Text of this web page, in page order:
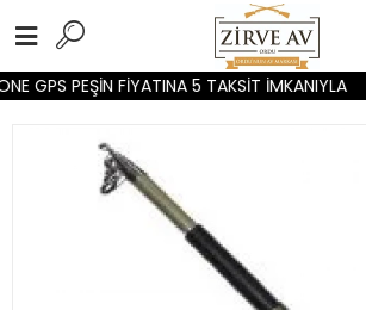
GPS PEŞİN FİYATINA 5 TAKSİT İMKANIYLA